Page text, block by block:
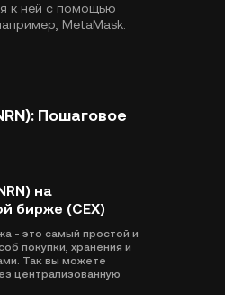
к ней с помощью
MetaMask.
Пошаговое
на
бирже (CEX)
- это самый простой и
покупки, хранения и
Так вы можете
централизованную